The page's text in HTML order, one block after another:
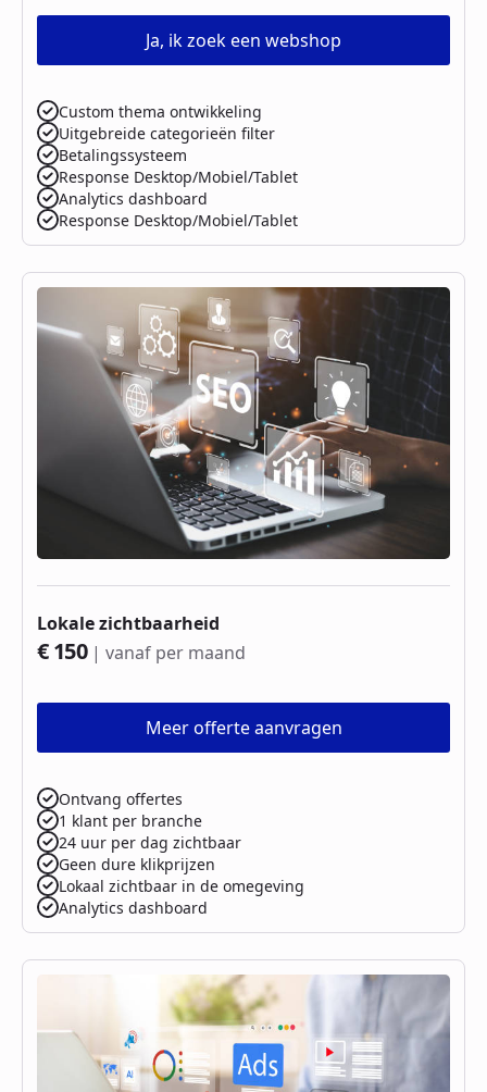
Ja, ik zoek een webshop
Custom thema ontwikkeling
Uitgebreide categorieën filter
Betalingssysteem
Response Desktop/Mobiel/Tablet
Analytics dashboard
Response Desktop/Mobiel/Tablet
Lokale zichtbaarheid
€ 150 | vanaf per maand
Meer offerte aanvragen
Ontvang offertes
1 klant per branche
24 uur per dag zichtbaar
Geen dure klikprijzen
Lokaal zichtbaar in de omegeving
Analytics dashboard